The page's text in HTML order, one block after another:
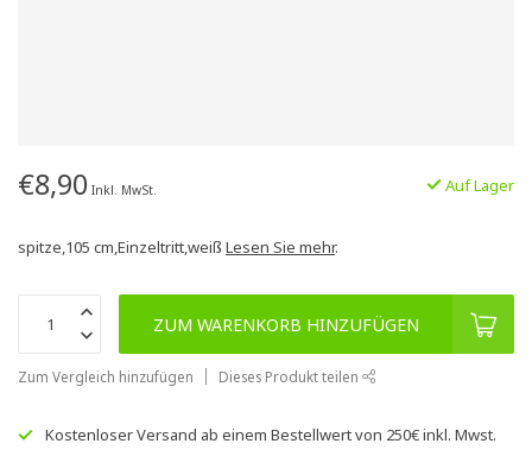
€8,90 Inkl. MwSt. Auf Lager
spitze,105 cm,Einzeltritt,weiß Lesen Sie mehr.
ZUM WARENKORB HINZUFÜGEN
Zum Vergleich hinzufügen Dieses Produkt teilen
Kostenloser Versand ab einem Bestellwert von 250€inkl. Mwst.